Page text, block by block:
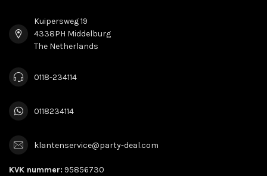
Kuipersweg 19
4338PH Middelburg
The Netherlands
0118-234114
0118234114
klantenservice@party-deal.com
KVK nummer: 95856730